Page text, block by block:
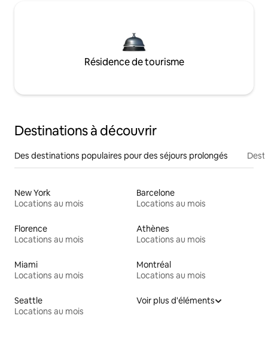
Résidence de tourisme
Destinations à découvrir
Des destinations populaires pour des séjours prolongés
New York
Locations au mois
Barcelone
Locations au mois
Florence
Locations au mois
Athènes
Locations au mois
Miami
Locations au mois
Montréal
Locations au mois
Seattle
Locations au mois
Voir plus d'éléments